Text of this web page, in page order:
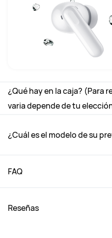
¿Qué hay en la caja? (Para
varia depende de tu
¿Cuál es el modelo de su
FAQ
Reseñas